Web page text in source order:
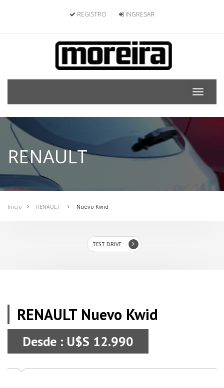
REGISTRO INGRESAR
Toggle
RENAULT
Inicio RENAULT Nuevo Kwid
TEST DRIVE
RENAULT Nuevo Kwid
Desde : U$S 12.990